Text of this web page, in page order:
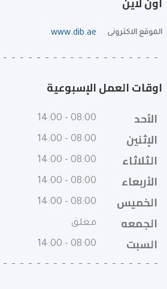
الموقع الاكترونى www.dib.ae
اوقات العمل الإسبوعية
الأحد
08:00 - 14:00
الإثنين 08:00 - 14:00
الثلاثاء 08:00 - 14:00
الأربعاء 08:00 - 14:00
الخميس 08:00 - 14:00
الجمعه مغلق
السبت 08:00 - 14:00